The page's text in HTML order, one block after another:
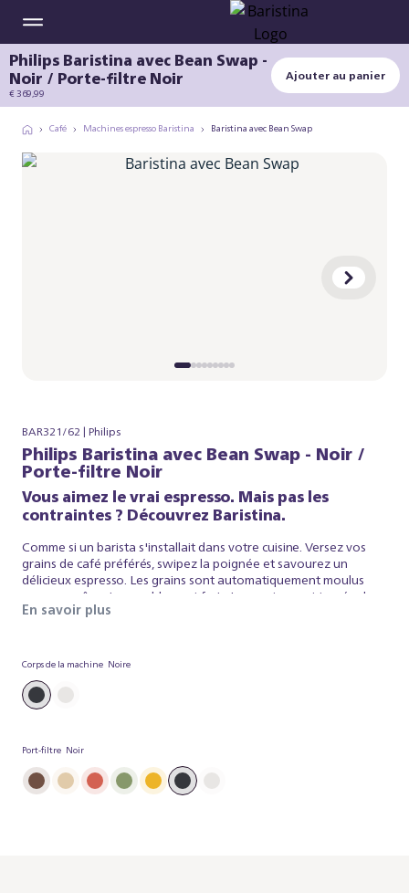
Philips Baristina avec Bean Swap -
Noir / Porte-filtre Noir
€ 369,99
Ajouter au panier
Café Machines espresso Baristina Baristina avec Bean Swap
BAR321/62 | Philips
Philips Baristina avec Bean Swap - Noir /
Porte-filtre Noir
Vous aimez le vrai espresso. Mais pas les
contraintes ? Découvrez Baristina.
Comme si un barista s'installait dans votre cuisine. Versez vos
grains de café préférés, swipez la poignée et savourez un
délicieux espresso. Les grains sont automatiquement moulus
pour un arôme incroyablement frais. La mouture est tassée dans
le porte-filtre puis infusée avec la pression optimale, pour que
plus qu'à déguster ce shot parfait. Alors, swipez la poignée, et
préparez-vous à savourer un véritable espresso.
En savoir plus
Corps de la machine Noire
Port-filtre Noir